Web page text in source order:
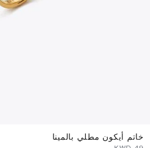
خاتم أيكون مطلي بالمينا